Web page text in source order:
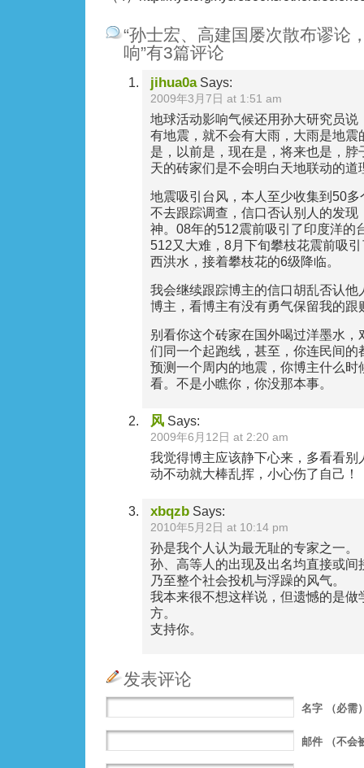
“孙士宏、高建国屡次散布谬论
响”有3篇评论
jihua0aSays:
2009年3月7日 at 1:51 am
地球活动影响气候还用孙大研究员说
有地震，就不会有大雨，大雨是地震
是，以前是，现在是，将来也是，脖
天的砖家们是不会明白天地联动的道
地震吸引台风，本人至少收集到50
不去跟踪调查，信口否认别人的发现
神。08年的512震前吸引了印度洋的
512又大难，8月下旬攀枝花震前吸
西洪水，接着攀枝花的6级降临。
我会继续跟踪博主的信口胡乱否认他
博主，看博主有没有勇气保留我的跟
别看你这个砖家在国外喝过洋墨水，
们同一个起跑线，甚至，你连民间的
预测一个周内的地震，你博主什么时
看。不是小瞧你，你没那本事。
风 Says:
2009年6月12日 at 2:20 am
我觉得博主应该静下心来，多看看别
动不动就大棒乱挥，小心伤了自己！
xbqzb Says:
2010年5月2日 at 10:14 pm
孙是我个人认为最无耻的专家之一。
孙、高等人的出现及出名均直接或间
乃至整个社会投机与浮躁的风气。
我本来很不想这样说，但遗憾的是做
方。
支持你。
发表评论
名字 （必需
邮件 （不会